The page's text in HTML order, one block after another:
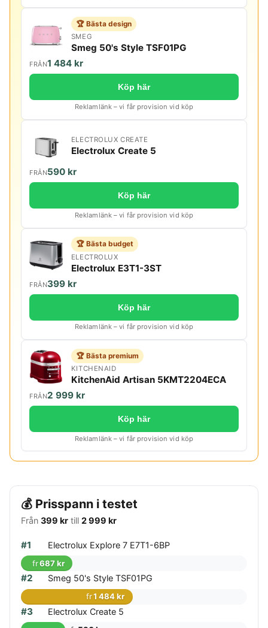
🏆 Bästa design
SMEG
Smeg 50's Style TSF01PG
FRÅN1 484 kr
Köp här
Reklamlänk – vi får provision vid köp
ELECTROLUX CREATE
Electrolux Create 5
FRÅN590 kr
Köp här
Reklamlänk – vi får provision vid köp
🏆 Bästa budget
ELECTROLUX
Electrolux E3T1-3ST
FRÅN399 kr
Köp här
Reklamlänk – vi får provision vid köp
🏆 Bästa premium
KITCHENAID
KitchenAid Artisan 5KMT2204ECA
FRÅN2 999 kr
Köp här
Reklamlänk – vi får provision vid köp
💰 Prisspann i testet
Från 399 krtill 2 999 kr
#1 Electrolux Explore 7 E7T1-6BP
fr687 kr
#2 Smeg 50's Style TSF01PG
fr1 484 kr
#3 Electrolux Create 5